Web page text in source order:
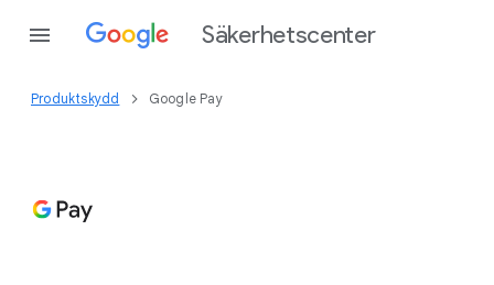
Säkerhetscenter
Produktskydd Google Pay